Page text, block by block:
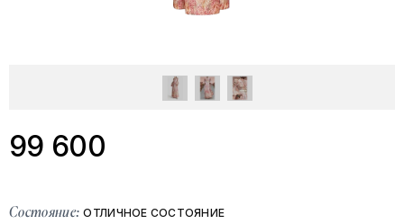
99 600
Состояние: ОТЛИЧНОЕ СОСТОЯНИЕ